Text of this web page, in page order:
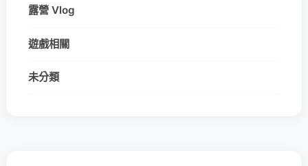
露營 Vlog
遊戲相關
未分類